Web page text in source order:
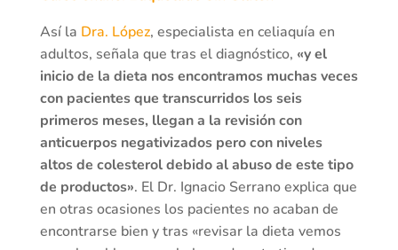
Así la Dra. López, especialista en celiaquía en
adultos, señala que tras el diagnóstico, «y el
inicio de la dieta nos encontramos muchas veces
con pacientes que transcurridos los seis
primeros meses, llegan a la revisión con
anticuerpos negativizados pero con niveles
altos de colesterol debido al abuso de este tipo
de productos». El Dr. Ignacio Serrano explica que
en otras ocasiones los pacientes no acaban de
encontrarse bien y tras «revisar la dieta vemos